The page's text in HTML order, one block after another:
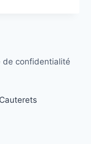
de confidentialité